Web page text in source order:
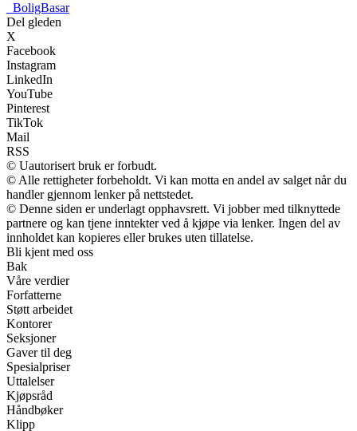
BoligBasar
Del gleden
X
Facebook
Instagram
LinkedIn
YouTube
Pinterest
TikTok
Mail
RSS
© Uautorisert bruk er forbudt.
© Alle rettigheter forbeholdt. Vi kan motta en andel av salget når du
handler gjennom lenker på nettstedet.
© Denne siden er underlagt opphavsrett. Vi jobber med tilknyttede
partnere og kan tjene inntekter ved å kjøpe via lenker. Ingen del av
innholdet kan kopieres eller brukes uten tillatelse.
Bli kjent med oss
Bak
Våre verdier
Forfatterne
Støtt arbeidet
Kontorer
Seksjoner
Gaver til deg
Spesialpriser
Uttalelser
Kjøpsråd
Håndbøker
Klipp